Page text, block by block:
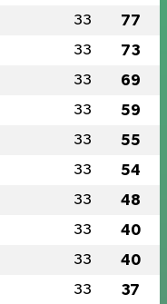
33 77
33 73
33 69
33 59
33 55
33 54
33 48
33 40
33 40
33 37